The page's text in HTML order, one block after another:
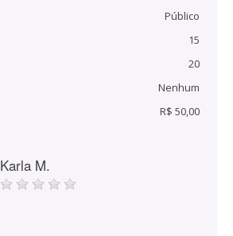
Público
15
20
Nenhum
R$ 50,00
Karla M.